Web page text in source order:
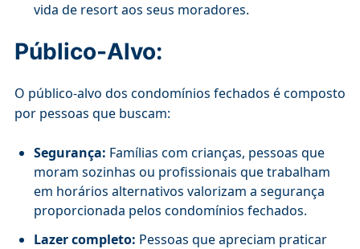
vida de resort aos seus moradores.
Público-Alvo:
O público-alvo dos condomínios fechados é composto
por pessoas que buscam:
Segurança: Famílias com crianças, pessoas que
moram sozinhas ou profissionais que trabalham
em horários alternativos valorizam a segurança
proporcionada pelos condomínios fechados.
Lazer completo: Pessoas que apreciam praticar